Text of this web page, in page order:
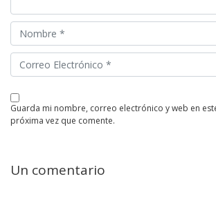
guarda mi nombre, correo electrónico y web en este navegador para la
próxima vez que comente.
Un comentario